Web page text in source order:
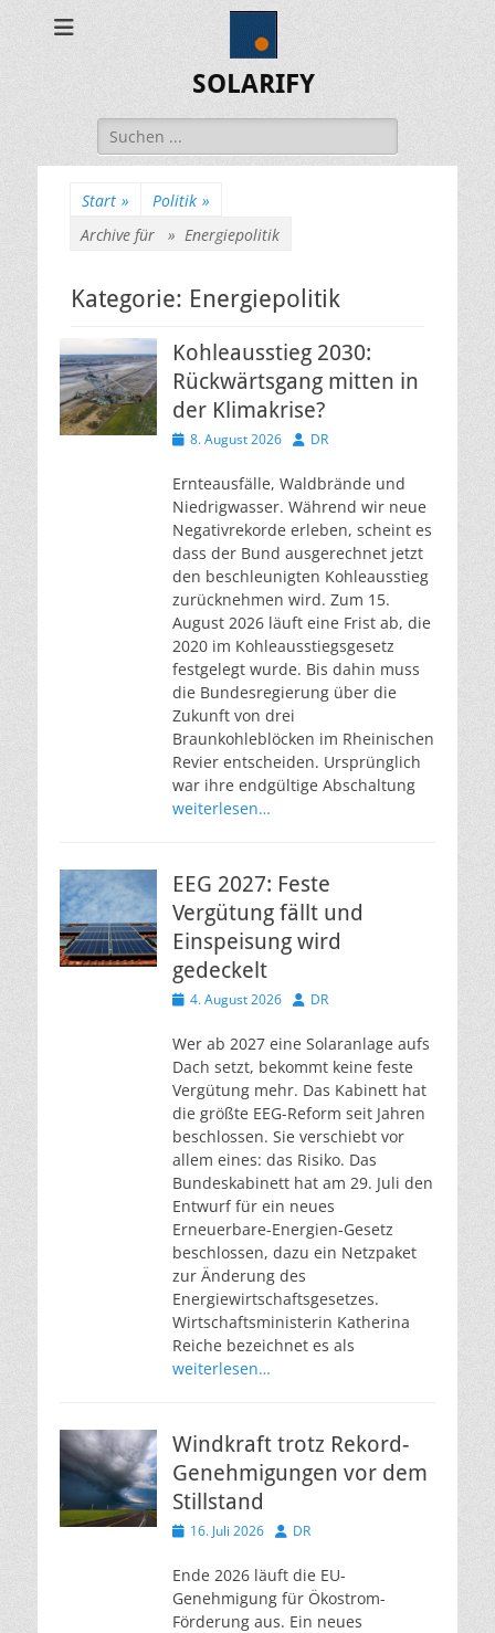
SOLARIFY
Suchen
nach:
Start » Politik »
Archive für » Energiepolitik
Kategorie: Energiepolitik
Kohleausstieg 2030:
Rückwärtsgang mitten in
der Klimakrise?
Veröffentlicht
8. August 2026 Autor
DR
Ernteausfälle, Waldbrände und
Niedrigwasser. Während wir neue
Negativrekorde erleben, scheint es
dass der Bund ausgerechnet jetzt
den beschleunigten Kohleausstieg
zurücknehmen wird. Zum 15.
August 2026 läuft eine Frist ab, die
2020 im Kohleausstiegsgesetz
festgelegt wurde. Bis dahin muss
die Bundesregierung über die
Zukunft von drei
Braunkohleblöcken im Rheinischen
Revier entscheiden. Ursprünglich
war ihre endgültige Abschaltung
weiterlesen…
EEG 2027: Feste
Vergütung fällt und
Einspeisung wird
gedeckelt
Veröffentlicht
4. August 2026 Autor
DR
Wer ab 2027 eine Solaranlage aufs
Dach setzt, bekommt keine feste
Vergütung mehr. Das Kabinett hat
die größte EEG-Reform seit Jahren
beschlossen. Sie verschiebt vor
allem eines: das Risiko. Das
Bundeskabinett hat am 29. Juli den
Entwurf für ein neues
Erneuerbare-Energien-Gesetz
beschlossen, dazu ein Netzpaket
zur Änderung des
Energiewirtschaftsgesetzes.
Wirtschaftsministerin Katherina
Reiche bezeichnet es als
weiterlesen…
Windkraft trotz Rekord-
Genehmigungen vor dem
Stillstand
Veröffentlicht
16. Juli 2026 Autor
DR
Ende 2026 läuft die EU-
Genehmigung für Ökostrom-
Förderung aus. Ein neues